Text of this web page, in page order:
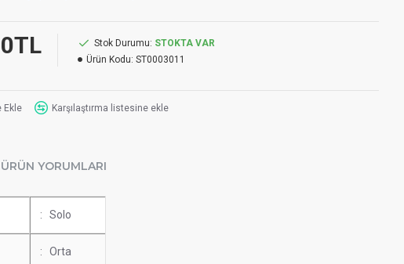
Stok Durumu: STOKTA VAR
Ürün Kodu: ST0003011
Ekle Karşılaştırma listesine ekle
ÜRÜN YORUMLARI
: Solo
: Orta